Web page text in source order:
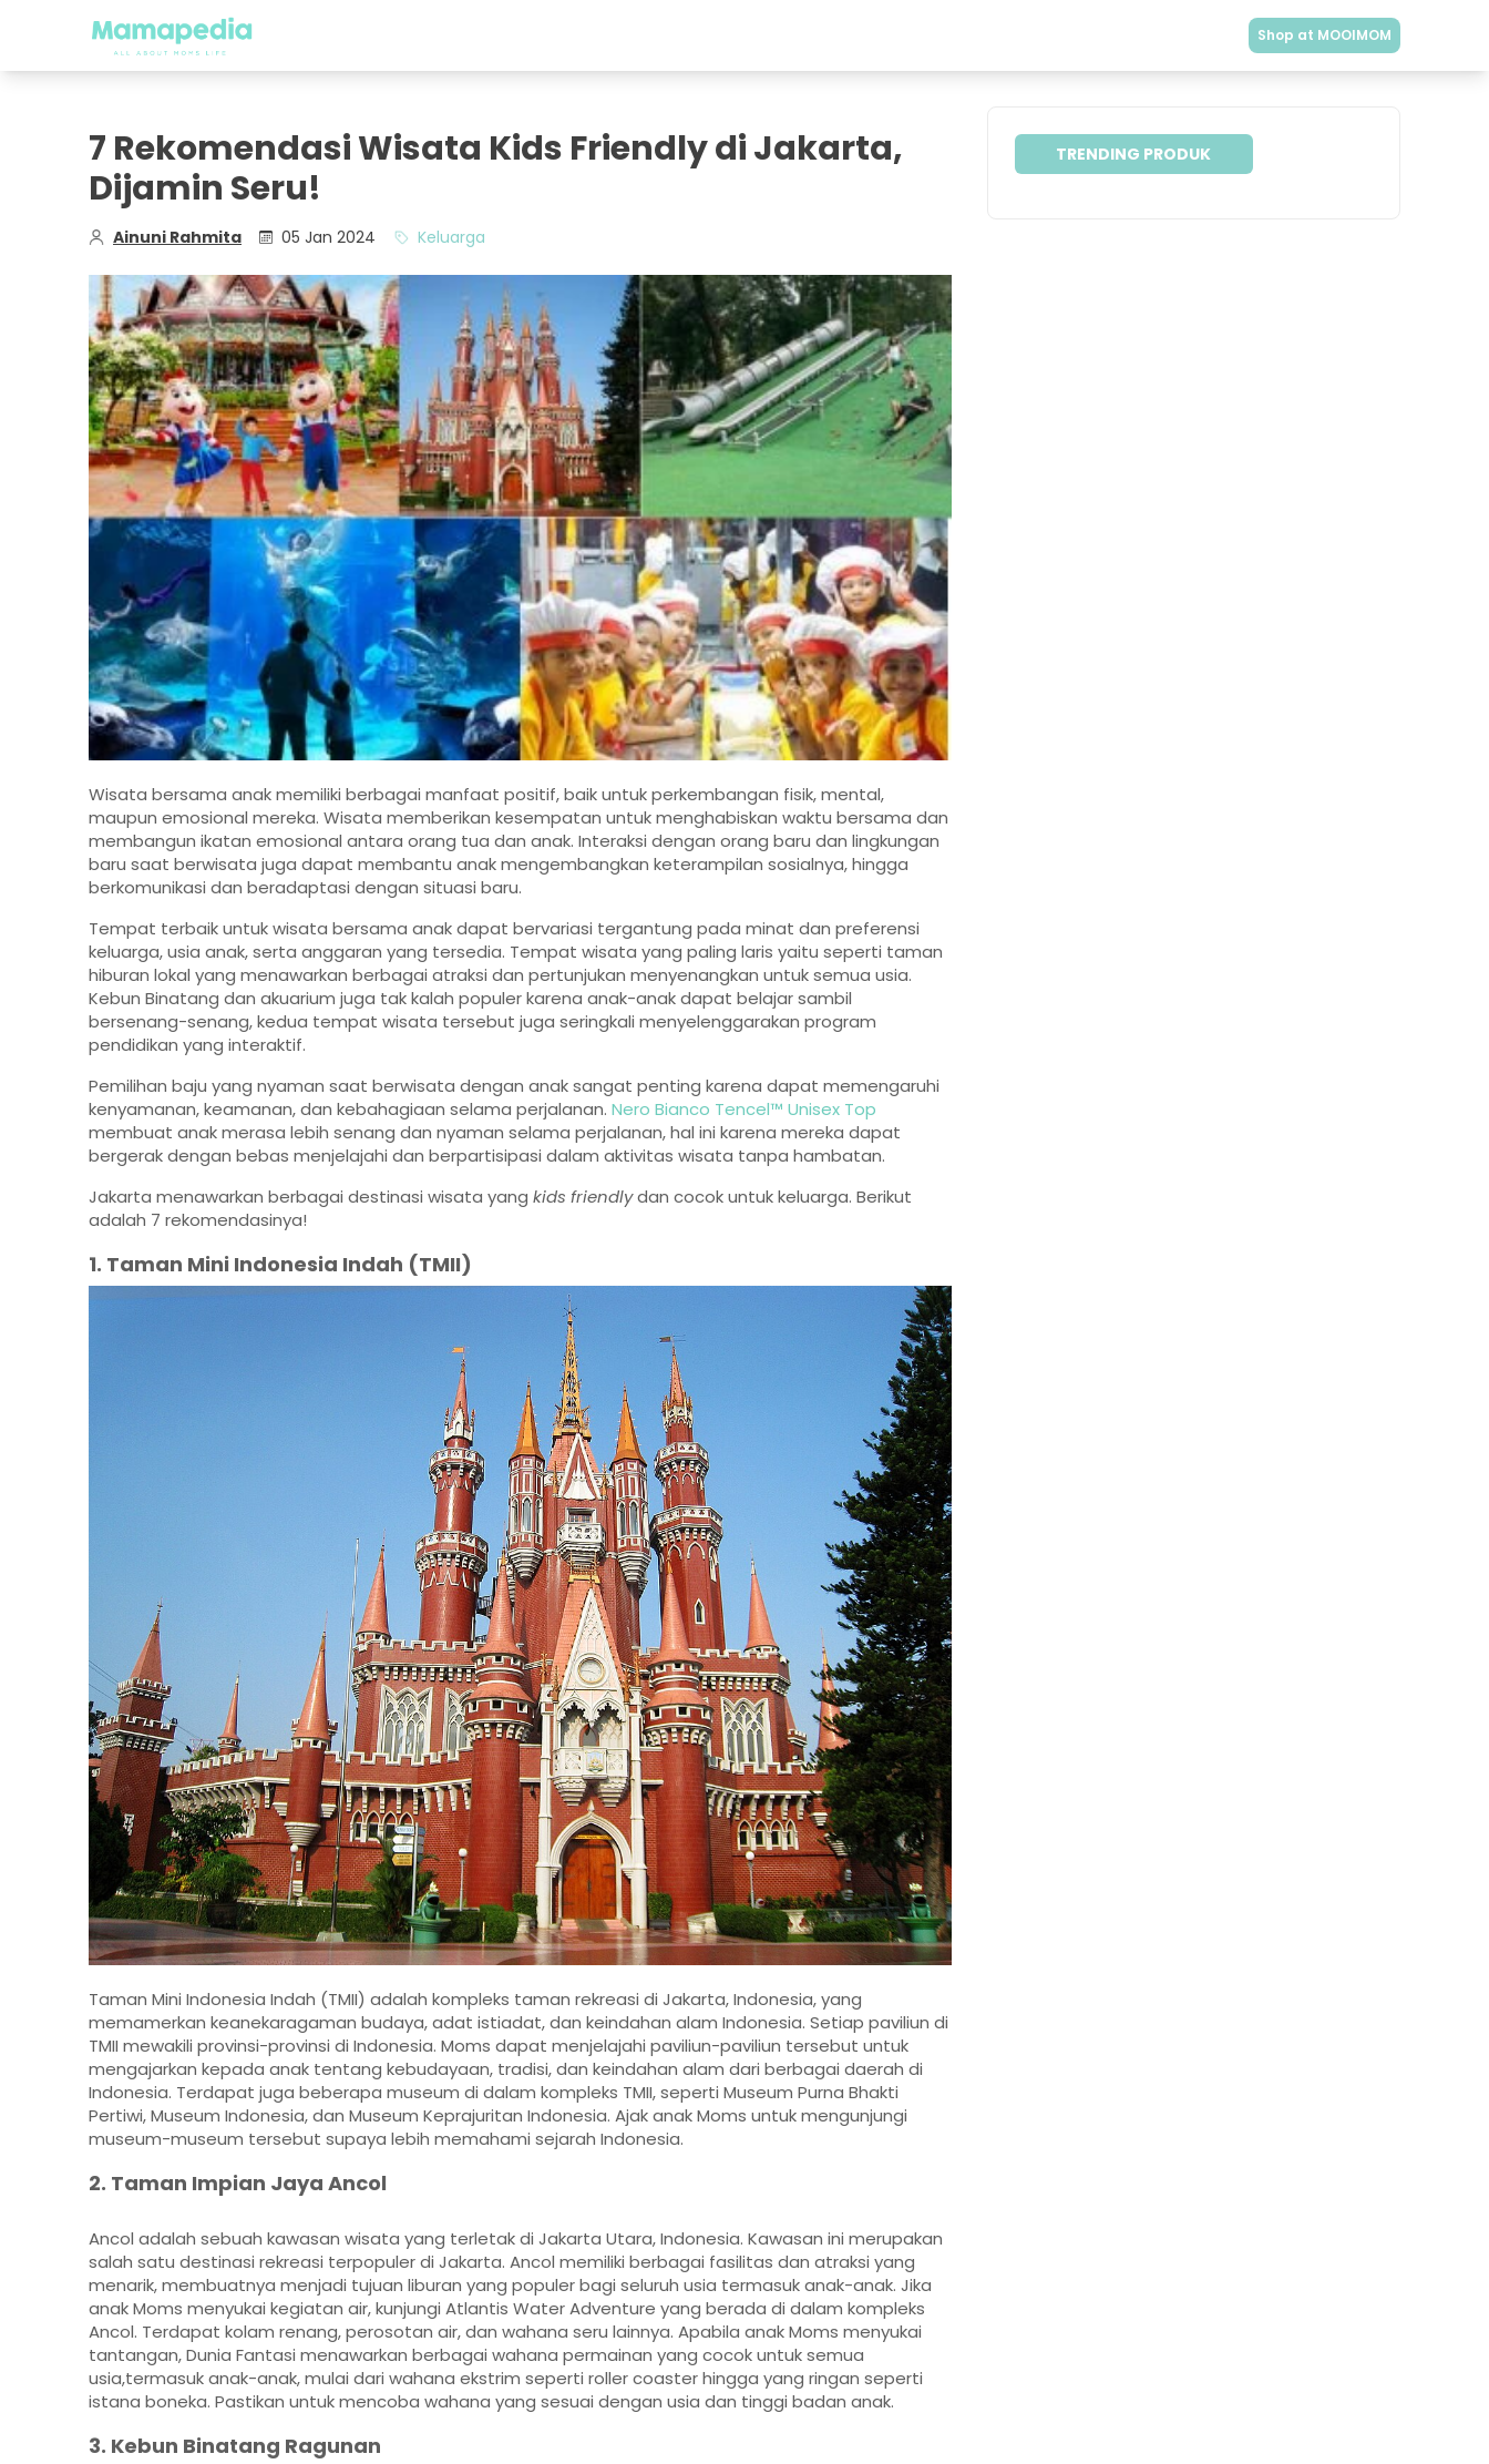
Shop at MOOIMOM
7 Rekomendasi Wisata Kids Friendly di Jakarta,
Dijamin Seru!
Ainuni Rahmita 05 Jan 2024 Keluarga
Wisata bersama anak memiliki berbagai manfaat positif, baik untuk perkembangan fisik, mental,
maupun emosional mereka. Wisata memberikan kesempatan untuk menghabiskan waktu bersama dan
membangun ikatan emosional antara orang tua dan anak. Interaksi dengan orang baru dan lingkungan
baru saat berwisata juga dapat membantu anak mengembangkan keterampilan sosialnya, hingga
berkomunikasi dan beradaptasi dengan situasi baru.
Tempat terbaik untuk wisata bersama anak dapat bervariasi tergantung pada minat dan preferensi
keluarga, usia anak, serta anggaran yang tersedia. Tempat wisata yang paling laris yaitu seperti taman
hiburan lokal yang menawarkan berbagai atraksi dan pertunjukan menyenangkan untuk semua usia.
Kebun Binatang dan akuarium juga tak kalah populer karena anak-anak dapat belajar sambil
bersenang-senang, kedua tempat wisata tersebut juga seringkali menyelenggarakan program
pendidikan yang interaktif.
Pemilihan baju yang nyaman saat berwisata dengan anak sangat penting karena dapat memengaruhi
kenyamanan, keamanan, dan kebahagiaan selama perjalanan. Nero Bianco Tencel™ Unisex Top
membuat anak merasa lebih senang dan nyaman selama perjalanan, hal ini karena mereka dapat
bergerak dengan bebas menjelajahi dan berpartisipasi dalam aktivitas wisata tanpa hambatan.
Jakarta menawarkan berbagai destinasi wisata yang kids friendlydan cocok untuk keluarga. Berikut
adalah 7 rekomendasinya!
1. Taman Mini Indonesia Indah (TMII)
Taman Mini Indonesia Indah (TMII) adalah kompleks taman rekreasi di Jakarta, Indonesia, yang
memamerkan keanekaragaman budaya, adat istiadat, dan keindahan alam Indonesia. Setiap paviliun di
TMII mewakili provinsi-provinsi di Indonesia. Moms dapat menjelajahi paviliun-paviliun tersebut untuk
mengajarkan kepada anak tentang kebudayaan, tradisi, dan keindahan alam dari berbagai daerah di
Indonesia. Terdapat juga beberapa museum di dalam kompleks TMII, seperti Museum Purna Bhakti
Pertiwi, Museum Indonesia, dan Museum Keprajuritan Indonesia. Ajak anak Moms untuk mengunjungi
museum-museum tersebut supaya lebih memahami sejarah Indonesia.
2. Taman Impian Jaya Ancol
Ancol adalah sebuah kawasan wisata yang terletak di Jakarta Utara, Indonesia. Kawasan ini merupakan
salah satu destinasi rekreasi terpopuler di Jakarta. Ancol memiliki berbagai fasilitas dan atraksi yang
menarik, membuatnya menjadi tujuan liburan yang populer bagi seluruh usia termasuk anak-anak. Jika
anak Moms menyukai kegiatan air, kunjungi Atlantis Water Adventure yang berada di dalam kompleks
Ancol. Terdapat kolam renang, perosotan air, dan wahana seru lainnya. Apabila anak Moms menyukai
tantangan, Dunia Fantasi menawarkan berbagai wahana permainan yang cocok untuk semua
usia,termasuk anak-anak, mulai dari wahana ekstrim seperti roller coaster hingga yang ringan seperti
istana boneka. Pastikan untuk mencoba wahana yang sesuai dengan usia dan tinggi badan anak.
3. Kebun Binatang Ragunan
TRENDING PRODUK